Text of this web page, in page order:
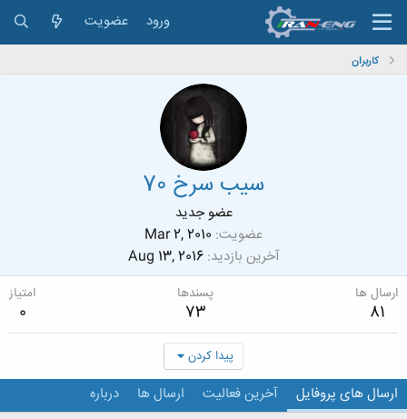
ورود عضویت
کاربران
سیب سرخ 70
عضو جدید
عضویت Mar 2, 2010
آخرین بازدید Aug 13, 2016
ارسال ها
81
پسندها
73
امتیاز
0
پیدا کردن
ارسال های پروفایل آخرین فعالیت ارسال ها درباره